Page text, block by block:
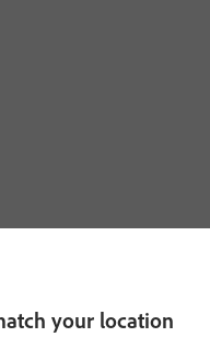
your location